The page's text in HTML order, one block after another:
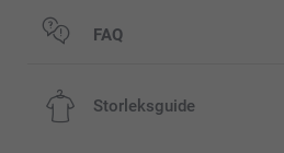
FAQ
Storleksguide